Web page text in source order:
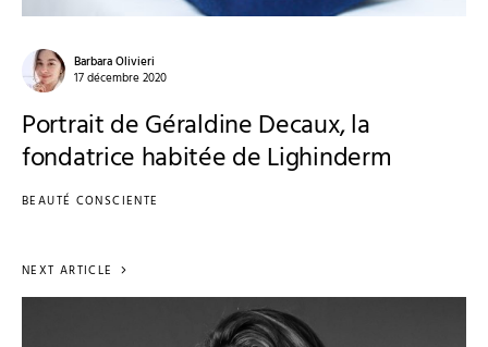
Barbara Olivieri
17 décembre 2020
Portrait de Géraldine Decaux, la
fondatrice habitée de Lighinderm
BEAUTÉ CONSCIENTE
NEXT ARTICLE